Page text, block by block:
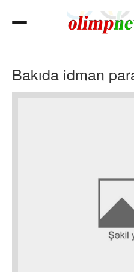
Bakıda idman